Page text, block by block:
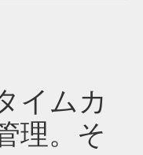
イムカ
理。そ